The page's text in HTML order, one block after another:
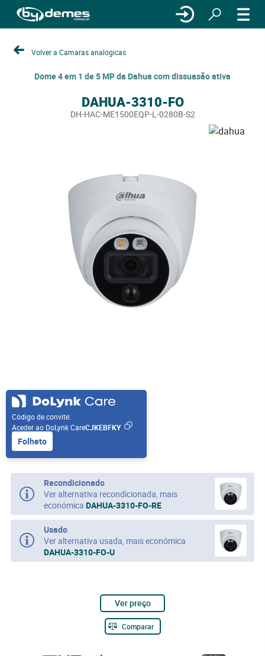
Volver a Camaras analógicas
Dome 4 em 1 de 5 MP da Dahua com dissuasão ativa
DAHUA-3310-FO
DH-HAC-ME1500EQP-L-0280B-S2
Código de convite:
Aceder ao DoLynk CareCJKEBFKY
Folheto
Recondicionado
Ver alternativa recondicionada, mais
económicaDAHUA-3310-FO-RE
Usado
Ver alternativa usada, mais económica
DAHUA-3310-FO-U
Ver preço
Comparar